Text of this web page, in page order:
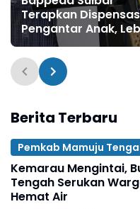
Terapkan
Pengantar Anak,
Dulu dari GAMAS
Berita Terbaru
Pemkab Mamuju
Kemarau Mengintai,
Tengah Serukan
Hemat Air